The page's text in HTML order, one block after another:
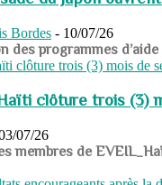
Bordes - 10/07/26
des programmes
clôture trois (3)
07/26
membres de